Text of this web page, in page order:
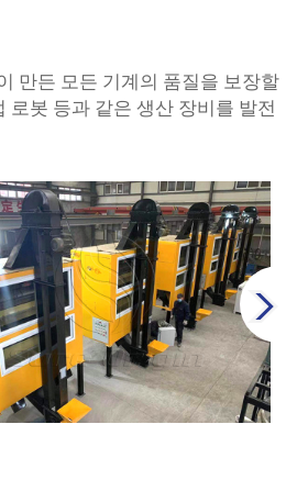
만든 모든 기계의 품질을 보장할
로봇 등과 같은 생산 장비를 발전
공장